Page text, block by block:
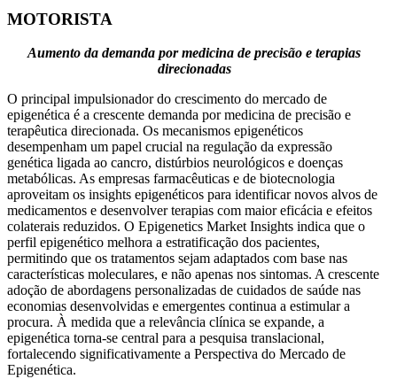
MOTORISTA
Aumento da demanda por medicina de precisão e terapias
direcionadas
O principal impulsionador do crescimento do mercado de
epigenética é a crescente demanda por medicina de precisão e
terapêutica direcionada. Os mecanismos epigenéticos
desempenham um papel crucial na regulação da expressão
genética ligada ao cancro, distúrbios neurológicos e doenças
metabólicas. As empresas farmacêuticas e de biotecnologia
aproveitam os insights epigenéticos para identificar novos alvos de
medicamentos e desenvolver terapias com maior eficácia e efeitos
colaterais reduzidos. O Epigenetics Market Insights indica que o
perfil epigenético melhora a estratificação dos pacientes,
permitindo que os tratamentos sejam adaptados com base nas
características moleculares, e não apenas nos sintomas. A crescente
adoção de abordagens personalizadas de cuidados de saúde nas
economias desenvolvidas e emergentes continua a estimular a
procura. À medida que a relevância clínica se expande, a
epigenética torna-se central para a pesquisa translacional,
fortalecendo significativamente a Perspectiva do Mercado de
Epigenética.